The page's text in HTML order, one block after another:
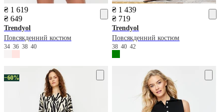
₴ 1 619
₴ 649
Trendyol
Повсякденний костюм
34 36 38 40
₴ 1 439
₴ 719
Trendyol
Повсякденний костюм
384042
−60%